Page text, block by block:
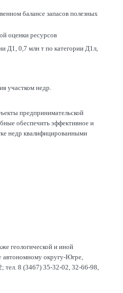
балансе запасов полезных
оценки ресурсов
Д1, 0,7 млн т по категории Д1л,
участком недр.
предпринимательской
обеспечить эффективное и
недр квалифицированными
геологической и иной
автономному округу-Югре,
8 (3467) 35-32-02, 32-66-98,